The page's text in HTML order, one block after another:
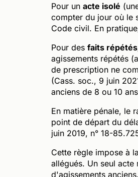
Pour un acte isolé
compter du jour où le
Code civil. En
Pour des faits répétés
agissements répétés
de prescription ne
(Cass. soc., 9 juin
anciens de 8 ou 10
En matière pénale, le
point de départ du
juin 2019, n° 18-
Cette règle impose à
allégués. Un seul
d'agissements anciens.